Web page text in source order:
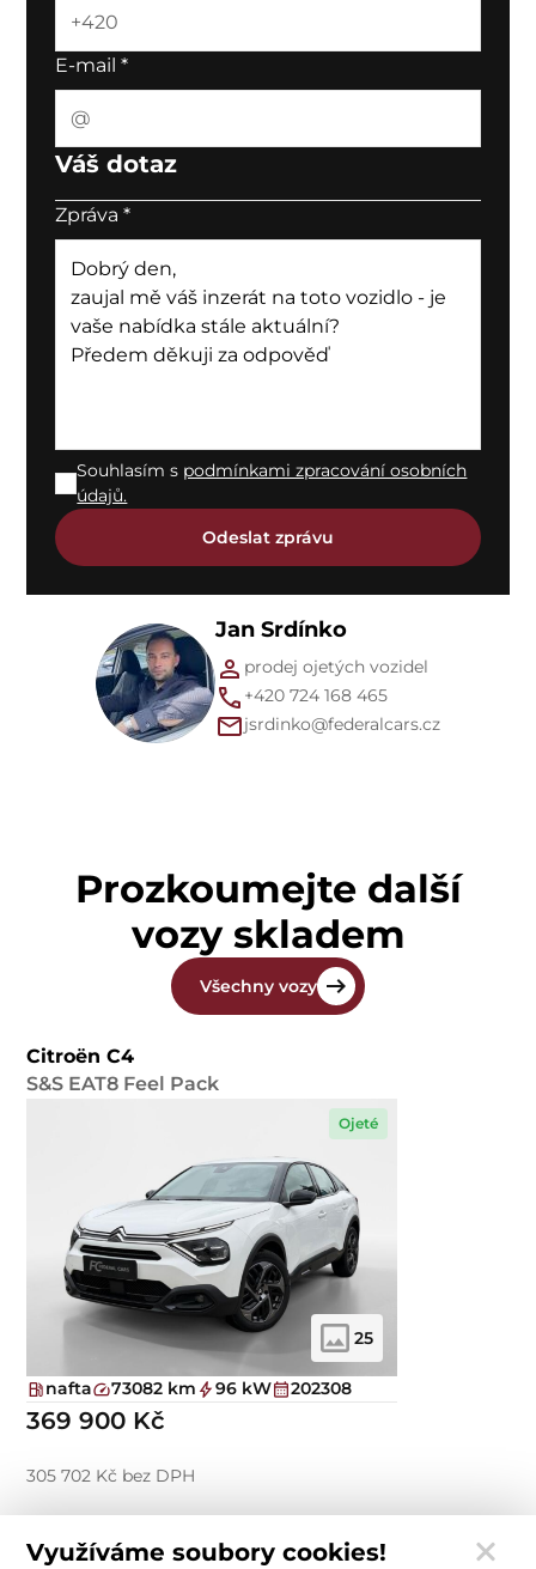
E-mail*
Váš dotaz
Zpráva*
Souhlasím s podmínkami zpracování osobních
údajů.
Jan Srdínko
prodej ojetých vozidel
+420 724 168 465
jsrdinko@federalcars.cz
Prozkoumejte další
vozy skladem
Všechny vozy
Citroën C4
S&S EAT8 Feel Pack
25
Ojeté
nafta 73082 km 96 kW 202308
369 900 Kč
305 702 Kč bez DPH
Využíváme soubory cookies!